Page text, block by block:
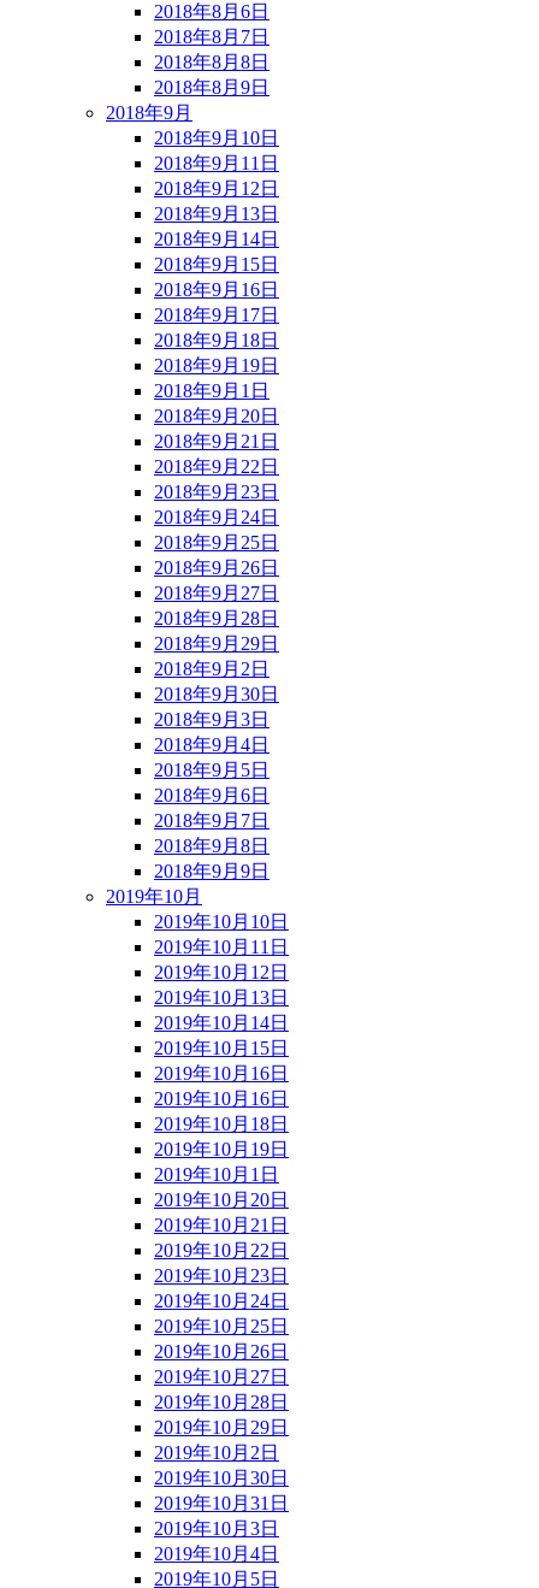
2018年8月6日
2018年8月7日
2018年8月8日
2018年8月9日
2018年9月
2018年9月10日
2018年9月11日
2018年9月12日
2018年9月13日
2018年9月14日
2018年9月15日
2018年9月16日
2018年9月17日
2018年9月18日
2018年9月19日
2018年9月1日
2018年9月20日
2018年9月21日
2018年9月22日
2018年9月23日
2018年9月24日
2018年9月25日
2018年9月26日
2018年9月27日
2018年9月28日
2018年9月29日
2018年9月2日
2018年9月30日
2018年9月3日
2018年9月4日
2018年9月5日
2018年9月6日
2018年9月7日
2018年9月8日
2018年9月9日
2019年10月
2019年10月10日
2019年10月11日
2019年10月12日
2019年10月13日
2019年10月14日
2019年10月15日
2019年10月16日
2019年10月16日
2019年10月18日
2019年10月19日
2019年10月1日
2019年10月20日
2019年10月21日
2019年10月22日
2019年10月23日
2019年10月24日
2019年10月25日
2019年10月26日
2019年10月27日
2019年10月28日
2019年10月29日
2019年10月2日
2019年10月30日
2019年10月31日
2019年10月3日
2019年10月4日
2019年10月5日